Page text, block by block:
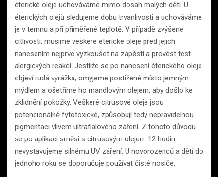
éterické oleje uchováváme mimo dosah malých dětí. U
éterických olejů sledujeme dobu trvanlivosti a uchováváme
je v temnu a při přiměřené teplotě. V případě zvýšené
citlivosti, musíme veškeré éterické oleje před jejich
nanesením nejprve vyzkoušet na zápěstí a provést test
alergických reakcí. Jestliže se po nanesení éterického oleje
objeví rudá vyrážka, omyjeme postižené místo jemným
mýdlem a ošetříme ho mandlovým olejem, aby došlo ke
zklidnění pokožky. Veškeré citrusové oleje jsou
potencionálně fytotoxické, způsobují tedy nepravidelnou
pigmentaci vlivem ultrafialového záření. Z tohoto důvodu
se po aplikaci směsi s citrusovým olejem 12 hodin
nevystavujeme silnému UV záření. U novorozenců a dětí do
jednoho roku se doporučuje používat čisté nosiče.